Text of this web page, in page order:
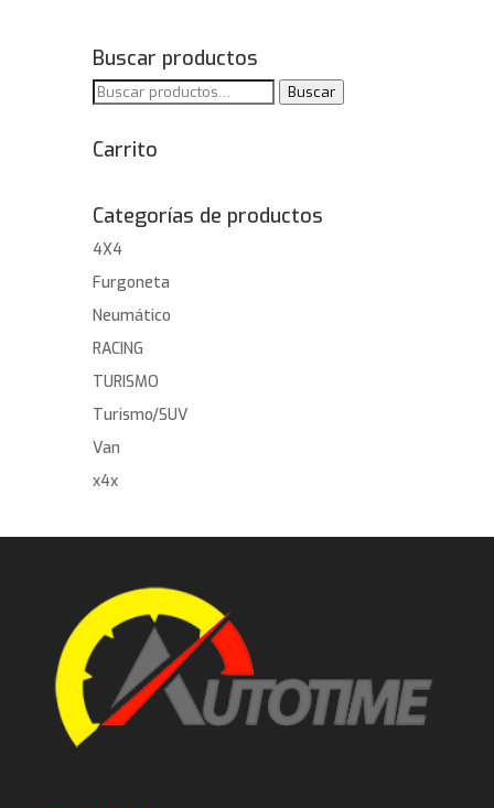
Buscar productos
Buscar
Buscar
Carrito
Categorías de productos
4X4
Furgoneta
Neumático
RACING
TURISMO
Turismo/SUV
Van
x4x